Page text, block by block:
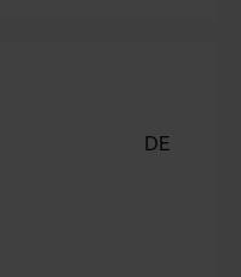
DE